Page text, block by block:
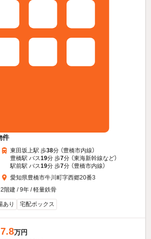
件
東田坂上駅 歩38分 （豊橋市内線）
豊橋駅 バス19分 歩7分 （東海新幹線など）
駅前駅 バス19分 歩7分 （豊橋市内線）
愛知県豊橋市牛川町字西郷20番3
2階建 / 9年 / 軽量鉄骨
あり 宅配ボックス
7.8万円